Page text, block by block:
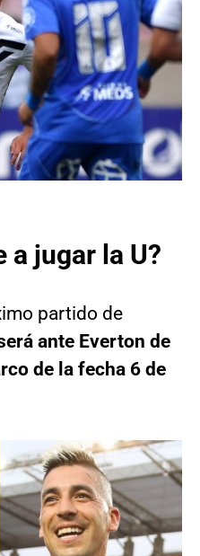
a jugar la U?
partido de
ante Everton de
de la fecha 6 de